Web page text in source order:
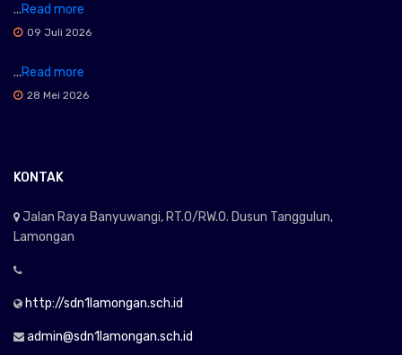
...Read more
09 Juli 2026
...Read more
28 Mei 2026
KONTAK
Jalan Raya Banyuwangi, RT.0/RW.0. Dusun Tanggulun,
Lamongan
http://sdn1lamongan.sch.id
admin@sdn1lamongan.sch.id